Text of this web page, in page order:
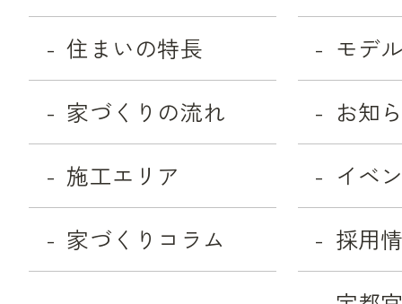
住まいの特長
モデ
家づくりの流れ
施工エリア
家づくりコラム
お知
イベ
採用